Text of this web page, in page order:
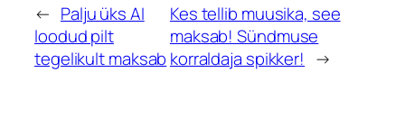
← Palju üks AI
loodud pilt
tegelikult maksab
Kes tellib muusika, see
maksab! Sündmuse
korraldaja spikker! →